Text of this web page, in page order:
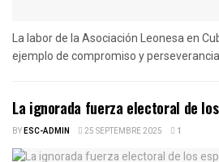
La labor de la Asociación Leonesa en
ejemplo de compromiso y
La ignorada fuerza electoral de
BYESC-ADMIN 25 SEPTEMBRE 2025 1